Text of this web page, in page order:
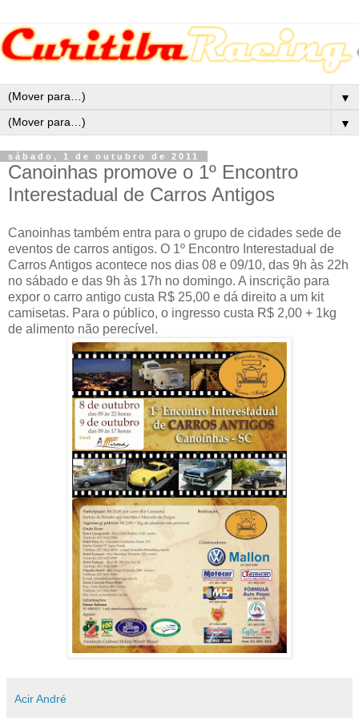
▼
▼
sábado, 1 de outubro de 2011
Canoinhas promove o 1º Encontro
Interestadual de Carros Antigos
Canoinhas também entra para o grupo de cidades sede de
eventos de carros antigos. O 1º Encontro Interestadual de
Carros Antigos acontece nos dias 08 e 09/10, das 9h às 22h
no sábado e das 9h às 17h no domingo. A inscrição para
expor o carro antigo custa R$ 25,00 e dá direito a um kit
camisetas. Para o público, o ingresso custa R$ 2,00 + 1kg
de alimento não perecível.
Acir André